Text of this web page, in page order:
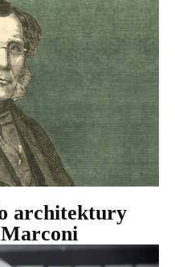
architektury
Marconi